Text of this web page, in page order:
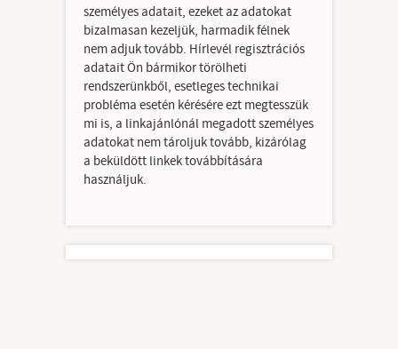
személyes adatait, ezeket az adatokat
bizalmasan kezeljük, harmadik félnek
nem adjuk tovább. Hírlevél regisztrációs
adatait Ön bármikor törölheti
rendszerünkből, esetleges technikai
probléma esetén kérésére ezt megtesszük
mi is, a linkajánlónál megadott személyes
adatokat nem tároljuk tovább, kizárólag
a beküldött linkek továbbítására
használjuk.